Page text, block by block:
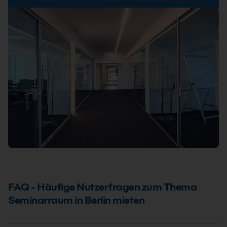
FAQ - Häufige Nutzerfragen zum Thema
Seminarraum in Berlin mieten